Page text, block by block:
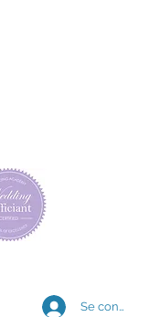
Se connecter